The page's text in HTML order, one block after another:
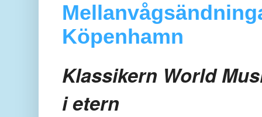
Köpenhamn
Klassikern World
i etern